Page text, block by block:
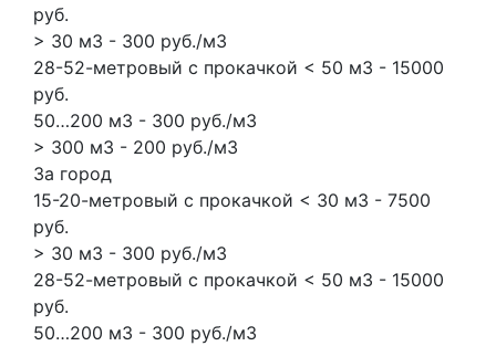
руб.
> 30 м3 - 300 руб./м3
28-52-метровый с прокачкой < 50 м3 - 15000
руб.
50…200 м3 - 300 руб./м3
> 300 м3 - 200 руб./м3
За город
15-20-метровый с прокачкой < 30 м3 - 7500
руб.
> 30 м3 - 300 руб./м3
28-52-метровый с прокачкой < 50 м3 - 15000
руб.
50…200 м3 - 300 руб./м3